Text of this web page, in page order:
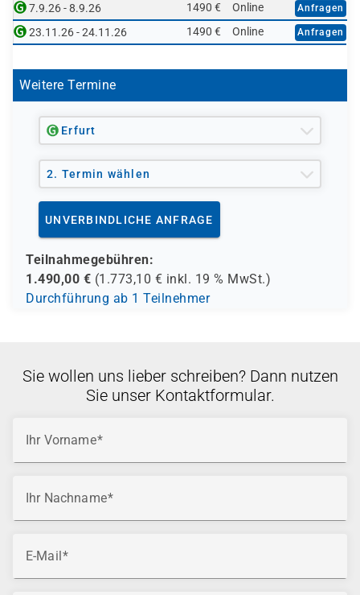
7.9.26 - 8.9.26 1490 € Online Anfragen
23.11.26 - 24.11.26 1490 € Online Anfragen
Weitere Termine
Erfurt
2. Termin wählen
UNVERBINDLICHE ANFRAGE
Teilnahmegebühren:
1.490,00 € (1.773,10 € inkl. 19 % MwSt.)
Durchführung ab 1 Teilnehmer
Sie wollen uns lieber schreiben? Dann nutzen
Sie unser Kontaktformular.
Ihr Vorname
Ihr Nachname
E-Mail